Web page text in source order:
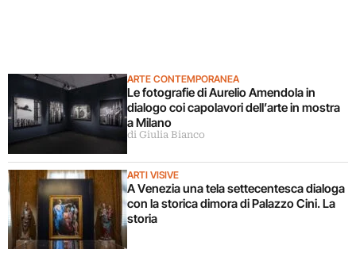
ARTE CONTEMPORANEA
Le fotografie di Aurelio Amendola in
dialogo coi capolavori dell’arte in mostra
a Milano
di Giulia Bianco
ARTI VISIVE
A Venezia una tela settecentesca dialoga
con la storica dimora di Palazzo Cini. La
storia